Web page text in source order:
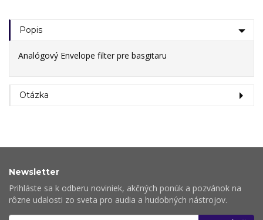
Popis
Analógový Envelope filter pre basgitaru
Otázka
Newsletter
Prihláste sa k odberu noviniek, akčných ponúk a pozvánok na
rôzne udalosti zo sveta pro audia a hudobných nástrojov.